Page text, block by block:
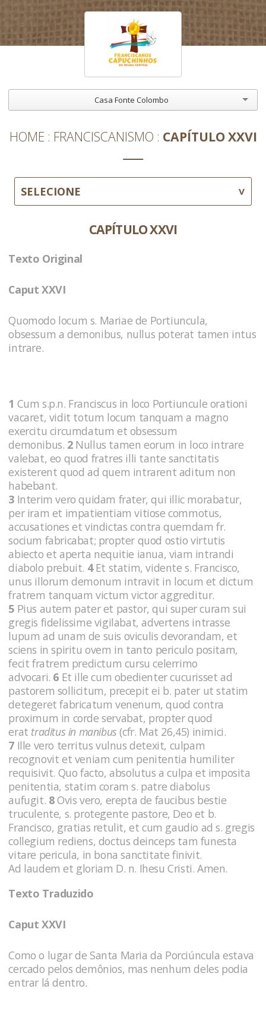
Casa Fonte Colombo
HOME FRANCISCANISMO CAPÍTULO XXVI
SELECIONE
CAPÍTULO XXVI
Texto Original
Caput XXVI
Quomodo locum s. Mariae de Portiuncula,
obsessum a demonibus, nullus poterat tamen intus
intrare.
1 Cum s.p.n. Franciscus in loco Portiuncule orationi
vacaret, vidit totum locum tanquam a magno
exercitu circumdatum et obsessum
demonibus. 2Nullus tamen eorum in loco intrare
valebat, eo quod fratres illi tante sanctitatis
existerent quod ad quem intrarent aditum non
habebant.
3 Interim vero quidam frater, qui illic morabatur,
per iram et impatientiam vitiose commotus,
accusationes et vindictas contra quemdam fr.
socium fabricabat; propter quod ostio virtutis
abiecto et aperta nequitie ianua, viam intrandi
diabolo prebuit. 4Et statim, vidente s. Francisco,
unus illorum demonum intravit in locum et dictum
fratrem tanquam victum victor aggreditur.
5 Pius autem pater et pastor, qui super curam sui
gregis fidelissime vigilabat, advertens intrasse
lupum ad unam de suis oviculis devorandam, et
sciens in spiritu ovem in tanto periculo positam,
fecit fratrem predictum cursu celerrimo
advocari. 6 Et ille cum obedienter cucurisset ad
pastorem sollicitum, precepit ei b. pater ut statim
detegeret fabricatum venenum, quod contra
proximum in corde servabat, propter quod
erat traditus in manibus(cfr. Mat 26,45) inimici.
7 Ille vero territus vulnus detexit, culpam
recognovit et veniam cum penitentia humiliter
requisivit. Quo facto, absolutus a culpa et imposita
penitentia, statim coram s. patre diabolus
aufugit. 8Ovis vero, erepta de faucibus bestie
truculente, s. protegente pastore, Deo et b.
Francisco, gratias retulit, et cum gaudio ad s. gregis
collegium rediens, doctus deinceps tam funesta
vitare pericula, in bona sanctitate finivit.
Ad laudem et gloriam D. n. Ihesu Cristi. Amen.
Texto Traduzido
Caput XXVI
Como o lugar de Santa Maria da Porciúncula estava
cercado pelos demônios, mas nenhum deles podia
entrar lá dentro.